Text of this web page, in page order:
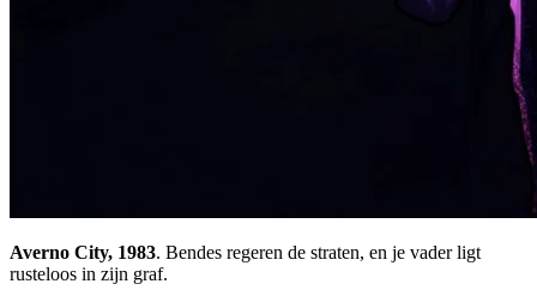
Averno City, 1983. Bendes regeren de straten, en je vader ligt
rusteloos in zijn graf.